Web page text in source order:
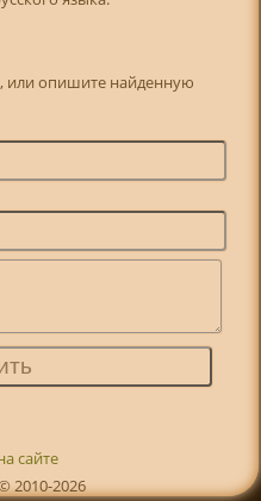
или опишите найденную
сайте
2010-2026